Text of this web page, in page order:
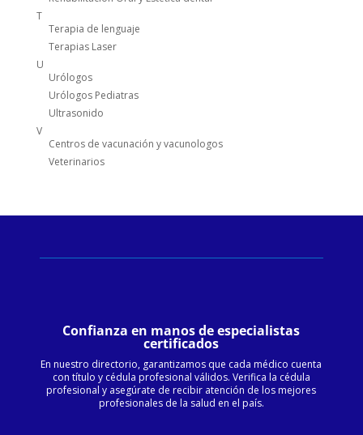
T
Terapia de lenguaje
Terapias Laser
U
Urólogos
Urólogos Pediatras
Ultrasonido
V
Centros de vacunación y vacunologos
Veterinarios
Confianza en manos de especialistas
certificados
En nuestro directorio, garantizamos que cada médico cuenta
con título y cédula profesional válidos. Verifica la cédula
profesional y asegúrate de recibir atención de los mejores
profesionales de la salud en el país.